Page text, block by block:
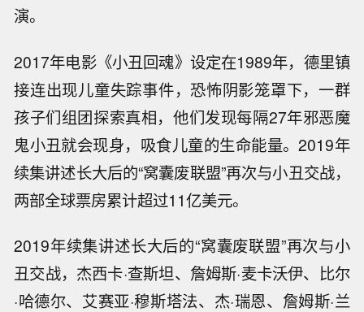
演。
2017年电影《小丑回魂》设定在1989年，德里镇
接连出现儿童失踪事件，恐怖阴影笼罩下，一群
孩子们组团探索真相，他们发现每隔27年邪恶魔
鬼小丑就会现身，吸食儿童的生命能量。2019年
续集讲述长大后的“窝囊废联盟”再次与小丑交战，
两部全球票房累计超过11亿美元。
2019年续集讲述长大后的“窝囊废联盟”再次与小
丑交战，杰西卡·查斯坦、詹姆斯·麦卡沃伊、比尔
·哈德尔、艾赛亚·穆斯塔法、杰·瑞恩、詹姆斯·兰